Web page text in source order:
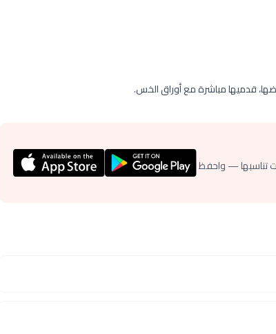
قدميها مباشرة مع أوراق الخس.
تناسبها — واحفظ